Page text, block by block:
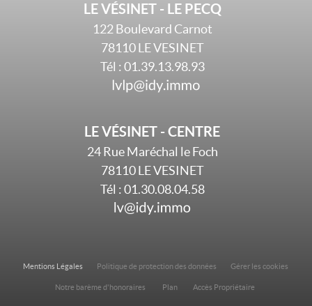
LE VÉSINET - LE PECQ
122 Boulevard Carnot
78110LE VESINET
Tél : 01.39.13.98.93
LE VÉSINET - CENTRE
24 Rue Maréchal le Foch
78110LE VESINET
Tél :01.30.08.04.58
Mentions Légales Politique de protection des données Gérer les cookies
Notre barème d'honoraires Plan Accès Propriétaire